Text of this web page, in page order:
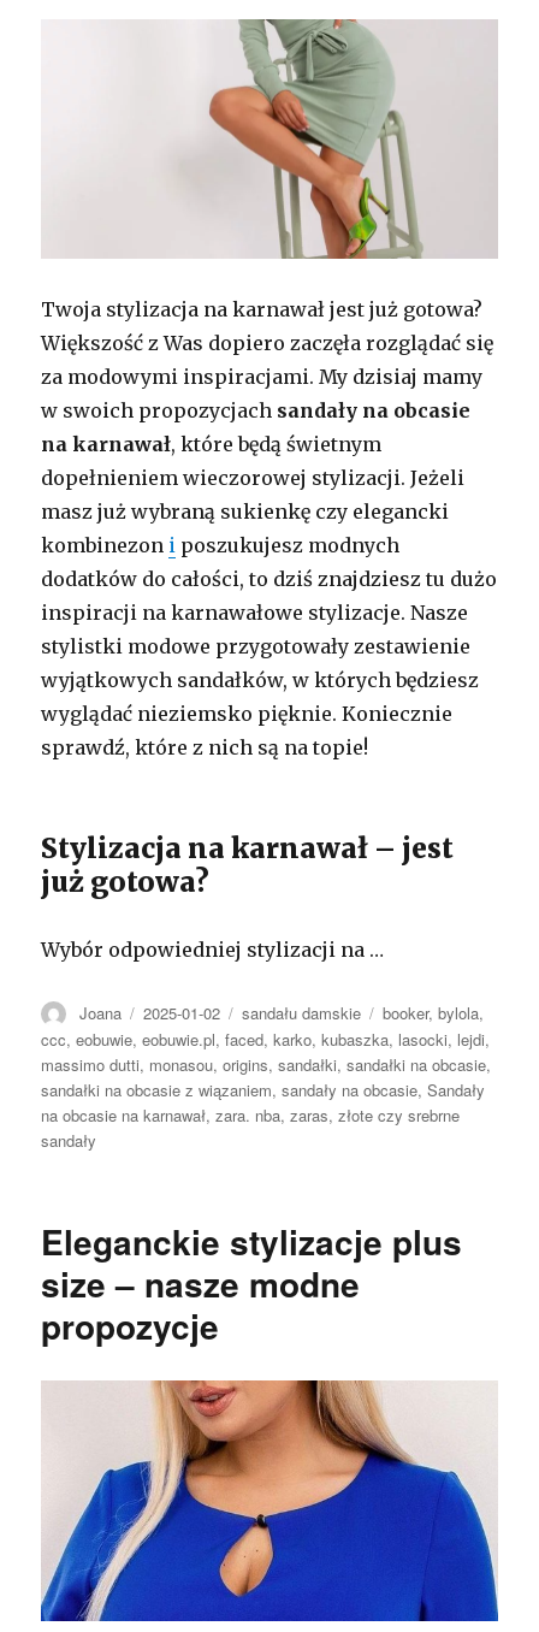
Twoja stylizacja na karnawał jest już gotowa?
Większość z Was dopiero zaczęła rozglądać się
za modowymi inspiracjami. My dzisiaj mamy
w swoich propozycjach sandały na obcasie
na karnawał, które będą świetnym
dopełnieniem wieczorowej stylizacji. Jeżeli
masz już wybraną sukienkę czy elegancki
kombinezon i poszukujesz modnych
dodatków do całości, to dziś znajdziesz tu dużo
inspiracji na karnawałowe stylizacje. Nasze
stylistki modowe przygotowały zestawienie
wyjątkowych sandałków, w których będziesz
wyglądać nieziemsko pięknie. Koniecznie
sprawdź, które z nich są na topie!
Stylizacja na karnawał – jest
już gotowa?
Wybór odpowiedniej stylizacji na …
Autor
Joana Opublikowano
2025-01-02 Kategorie
sandału damskie Tagi
booker,bylola,
ccc,eobuwie,eobuwie.pl,faced,karko,kubaszka, lasocki, lejdi,
massimo dutti, monasou,origins,sandałki,sandałki na obcasie,
sandałki na obcasie z wiązaniem,sandały na obcasie,Sandały
na obcasie na karnawał,zara. nba,zaras,złote czy srebrne
sandały
Eleganckie stylizacje plus
size – nasze modne
propozycje